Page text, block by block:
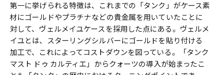
第一に挙げられる特徴は、これまでの「タンク」がケース素
材にゴールドやプラチナなどの貴金属を用いていたことに
対して、ヴェルメイユケースを採用した点にある。ヴェルメ
イユとは、スターリングシルバーにゴールドを貼り付ける
加工で、これによってコストダウンを図っている。「タンク
マスト ドゥ カルティエ」からクォーツの導入が始まったこ